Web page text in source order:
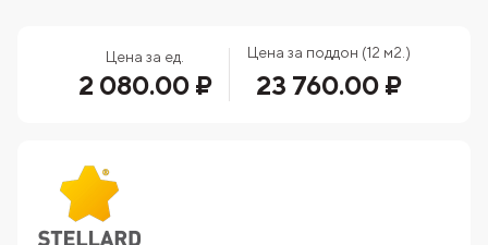
Цена за ед.
2 080.00 ₽
Цена за поддон (12 м2.)
23 760.00 ₽